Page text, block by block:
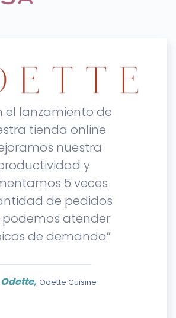
el lanzamiento de
tienda online
nuestra
y
5 veces
de pedidos
atender
de demanda”
Odette Cuisine